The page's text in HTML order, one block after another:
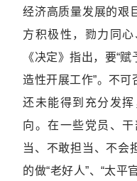
经济高质量发展的艰
方积极性，勠力同
《决定》指出，要“
造性开展工作”。不
还未能得到充分发
向。在一些党员、
当、不敢担当、不会
的做“老好人”、“太平